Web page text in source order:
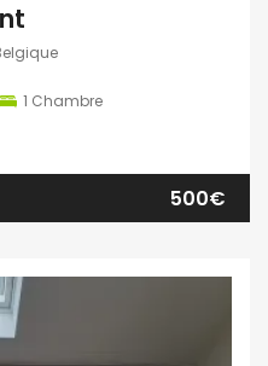
1 Chambre
500€